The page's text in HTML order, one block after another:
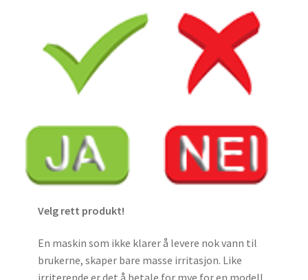
Velg rett produkt!
En maskin som ikke klarer å levere nok vann til
brukerne, skaper bare masse irritasjon. Like